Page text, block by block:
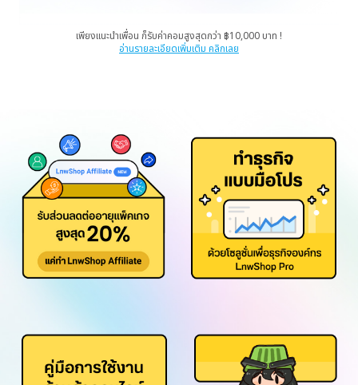
เพียงแนะนำเพื่อน ก็รับค่าคอมสูงสุดกว่า ฿10,000 บาท !
อ่านรายละเอียดเพิ่มเติม คลิกเลย